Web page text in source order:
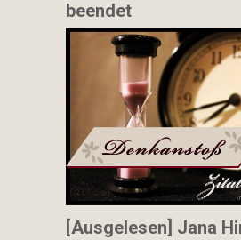
beendet
[Ausgelesen] Jana